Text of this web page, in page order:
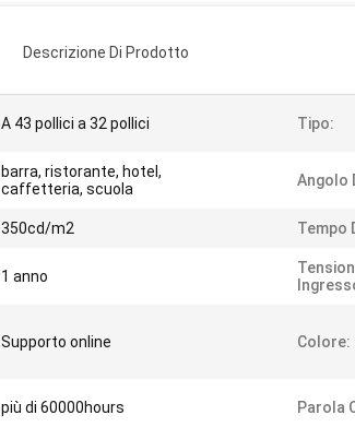
Descrizione Di Prodotto
A 43 pollici a 32 pollici Tipo:
barra, ristorante, hotel,
caffetteria, scuola
Angolo
350cd/m2 Tempo
1 anno
Supporto online Colore:
più di 60000hours Parola